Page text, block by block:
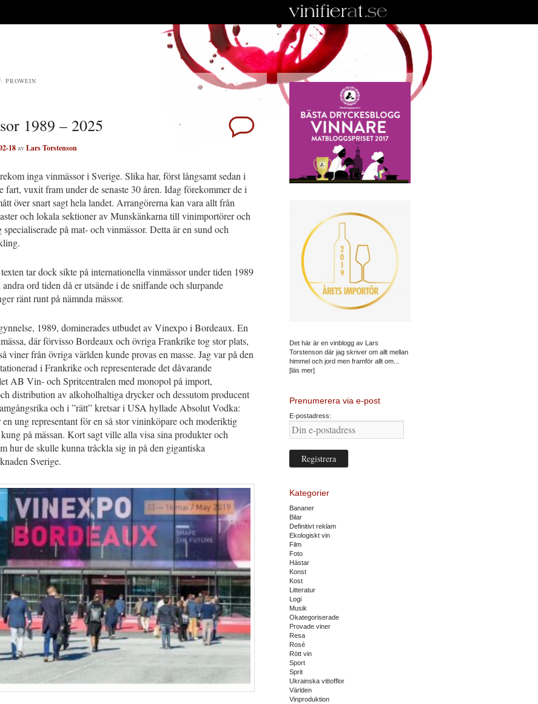
PROWEIN
1989 – 2025
18avLars Torstenson
inga vinmässor i Sverige. Slika har, först långsamt sedan i
fart, vuxit fram under de senaste 30 åren. Idag förekommer de i
över snart sagt hela landet. Arrangörerna kan vara allt från
och lokala sektioner av Munskänkarna till vinimportörer och
specialiserade på mat- och vinmässor. Detta är en sund och
tar dock sikte på internationella vinmässor under tiden 1989
ord tiden då er utsände i de sniffande och slurpande
ränt runt på nämnda mässor.
1989, dominerades utbudet av Vinexpo i Bordeaux. En
där förvisso Bordeaux och övriga Frankrike tog stor plats,
viner från övriga världen kunde provas en masse. Jag var på den
i Frankrike och representerade det dåvarande
AB Vin- och Spritcentralen med monopol på import,
distribution av alkoholhaltiga drycker och dessutom producent
och i ”rätt” kretsar i USA hyllade Absolut Vodka:
ung representant för en så stor vininköpare och moderiktig
på mässan. Kort sagt ville alla visa sina produkter och
hur de skulle kunna tråckla sig in på den gigantiska
Sverige.
Det här är en vinblogg av Lars
Torstenson där jag skriver om allt mellan
himmel och jord men framför allt om...
[läs mer]
Prenumerera via e-post
E-postadress:
Kategorier
Bananer
Bilar
Definitivt reklam
Ekologiskt vin
Film
Foto
Hästar
Konst
Kost
Litteratur
Logi
Musik
Okategoriserade
Provade viner
Resa
Rosé
Rött vin
Sport
Sprit
Ukrainska vittofflor
Världen
Vinproduktion